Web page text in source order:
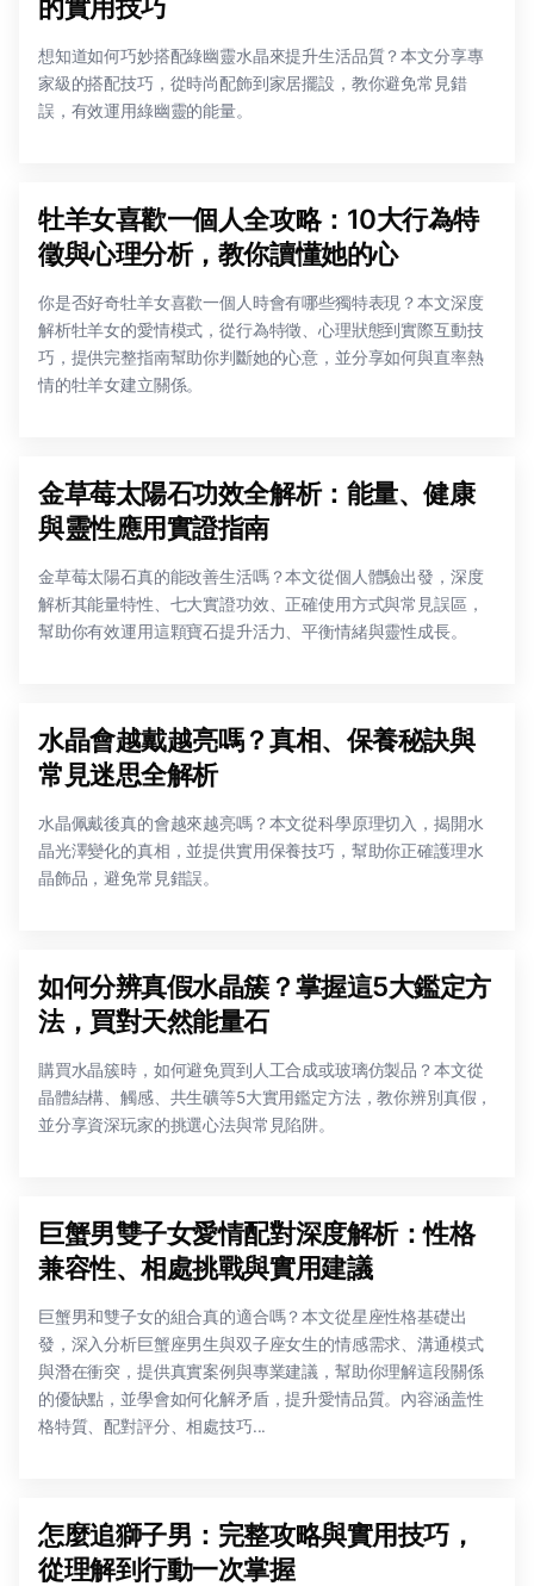
的實用技巧
想知道如何巧妙搭配綠幽靈水晶來提升生活品質？本文分享專
家級的搭配技巧，從時尚配飾到家居擺設，教你避免常見錯
誤，有效運用綠幽靈的能量。
牡羊女喜歡一個人全攻略：10大行為特
徵與心理分析，教你讀懂她的心
你是否好奇牡羊女喜歡一個人時會有哪些獨特表現？本文深度
解析牡羊女的愛情模式，從行為特徵、心理狀態到實際互動技
巧，提供完整指南幫助你判斷她的心意，並分享如何與直率熱
情的牡羊女建立關係。
金草莓太陽石功效全解析：能量、健康
與靈性應用實證指南
金草莓太陽石真的能改善生活嗎？本文從個人體驗出發，深度
解析其能量特性、七大實證功效、正確使用方式與常見誤區，
幫助你有效運用這顆寶石提升活力、平衡情緒與靈性成長。
水晶會越戴越亮嗎？真相、保養秘訣與
常見迷思全解析
水晶佩戴後真的會越來越亮嗎？本文從科學原理切入，揭開水
晶光澤變化的真相，並提供實用保養技巧，幫助你正確護理水
晶飾品，避免常見錯誤。
如何分辨真假水晶簇？掌握這5大鑑定方
法，買對天然能量石
購買水晶簇時，如何避免買到人工合成或玻璃仿製品？本文從
晶體結構、觸感、共生礦等5大實用鑑定方法，教你辨別真假，
並分享資深玩家的挑選心法與常見陷阱。
巨蟹男雙子女愛情配對深度解析：性格
兼容性、相處挑戰與實用建議
巨蟹男和雙子女的組合真的適合嗎？本文從星座性格基礎出
發，深入分析巨蟹座男生與双子座女生的情感需求、溝通模式
與潛在衝突，提供真實案例與專業建議，幫助你理解這段關係
的優缺點，並學會如何化解矛盾，提升愛情品質。內容涵盖性
格特質、配對評分、相處技巧...
怎麼追獅子男：完整攻略與實用技巧，
從理解到行動一次掌握